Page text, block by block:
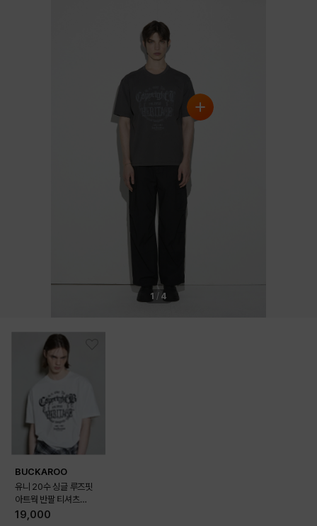
1 / 4
BUCKAROO
유니 20수 싱글 루즈핏
아트웍 반팔 티셔츠
(B252Z1012P)
19,000